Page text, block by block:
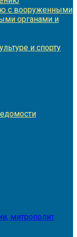
с вооруженными
органами и
и спорту
митрополит